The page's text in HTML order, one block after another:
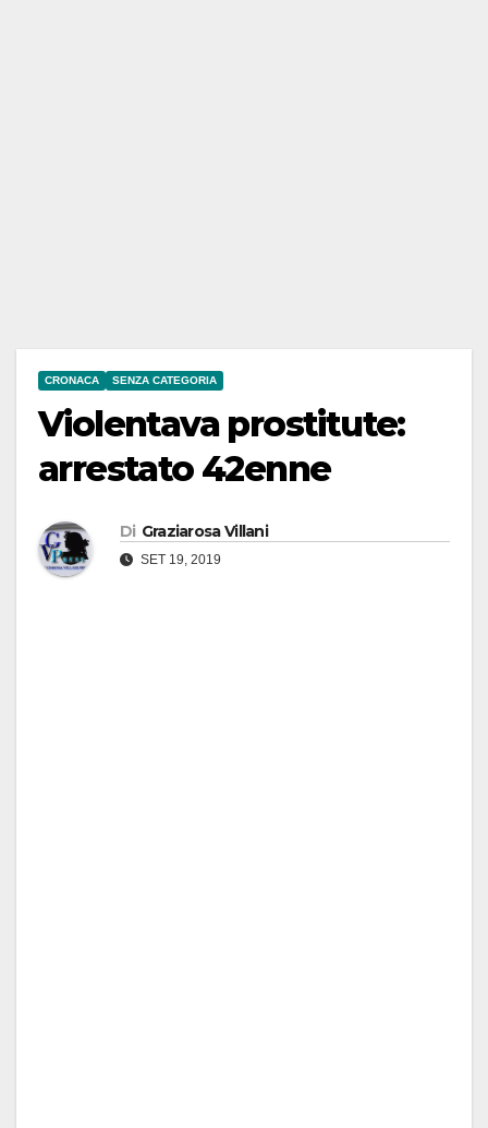
CRONACA SENZA CATEGORIA
Violentava prostitute:
arrestato 42enne
Di Graziarosa Villani
SET 19, 2019